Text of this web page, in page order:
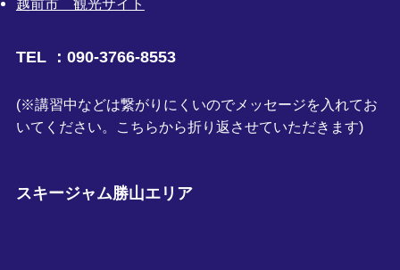
越前市 観光サイト
TEL ：090-3766-8553
(※講習中などは繋がりにくいのでメッセージを入れてお
いてください。こちらから折り返させていただきます)
スキージャム勝山エリア